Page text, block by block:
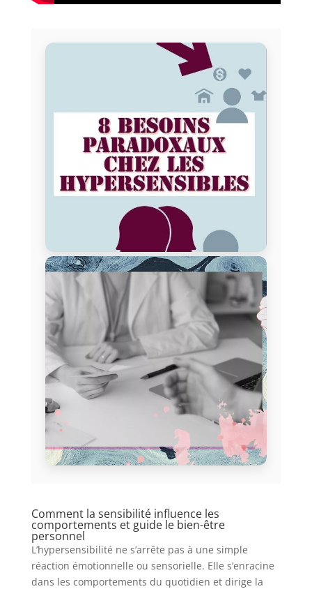
Comment la sensibilité influence les
comportements et guide le bien-être
personnel
L’hypersensibilité ne s’arrête pas à une simple
réaction émotionnelle ou sensorielle. Elle s’enracine
dans les comportements du quotidien et dirige la